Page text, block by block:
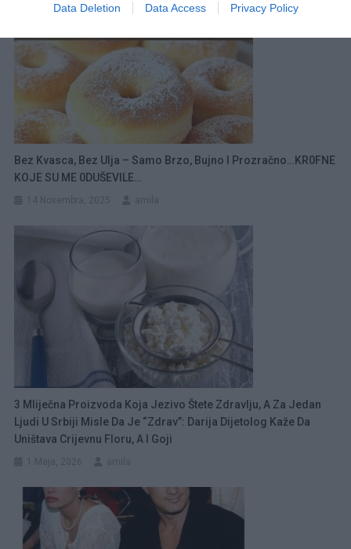
Data Deletion Data Access Privacy Policy
Bez Kvasca, Bez Ulja – Samo Brzo, Bujno I Prozračno…KR0FNE
KOJE SU ME 0DUŠEVILE…
3 Mliječna Proizvoda Koja Jezivo Štete Zdravlju, A Za Jedan
Ljudi U Srbiji Misle Da Je “zdrav”: Darija Dijetolog Kaže Da
Uništava Crijevnu Floru, A I Goji